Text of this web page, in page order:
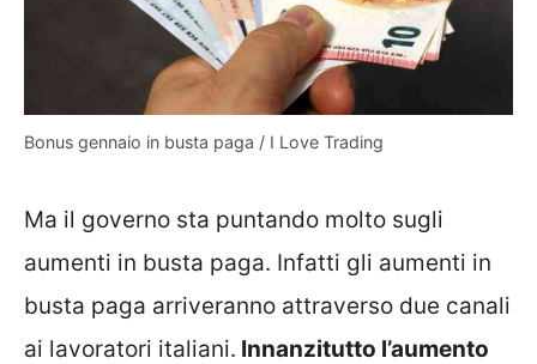
Bonus gennaio in busta paga / I Love Trading
Ma il governo sta puntando molto sugli
aumenti in busta paga. Infatti gli aumenti in
busta paga arriveranno attraverso due canali
ai lavoratori italiani. Innanzitutto l’aumento